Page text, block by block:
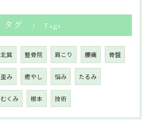
タグ Tags
北巽 整骨院 肩こり 腰痛 骨盤
歪み 癒やし 悩み たるみ
むくみ 根本 技術